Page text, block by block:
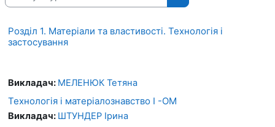
Пошук курсів
Розділ 1. Матеріали та властивості. Технологія і
застосування
Викладач: МЕЛЕНЮК Тетяна
Технологія і матеріалознавство I -ОМ
Викладач: ШТУНДЕР Ірина